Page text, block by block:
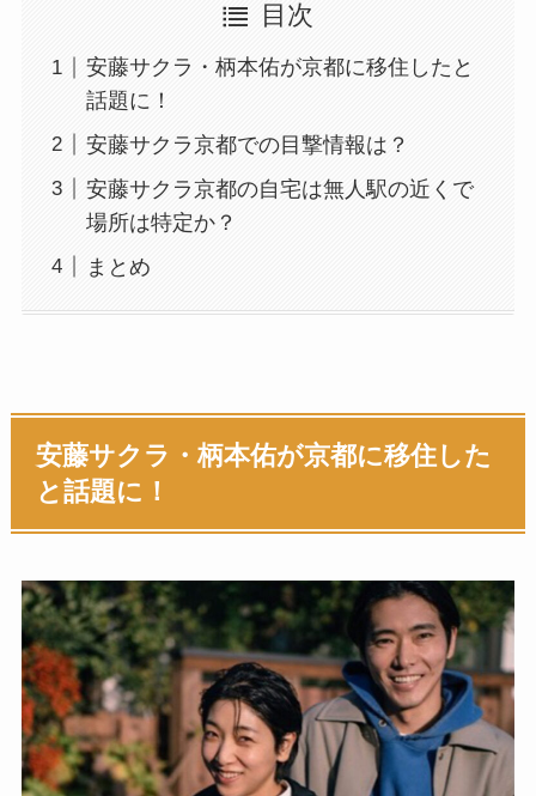
目次
安藤サクラ・柄本佑が京都に移住したと
話題に！
安藤サクラ京都での目撃情報は？
安藤サクラ京都の自宅は無人駅の近くで
場所は特定か？
まとめ
安藤サクラ・柄本佑が京都に移住した
と話題に！